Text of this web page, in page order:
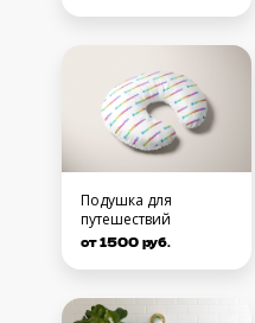
Подушка для
путешествий
от 1500 руб.